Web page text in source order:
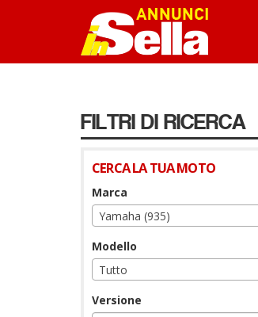
FILTRI DI RICERCA
CERCA LA TUA MOTO
Marca
Yamaha (935)
Modello
Tutto
Versione